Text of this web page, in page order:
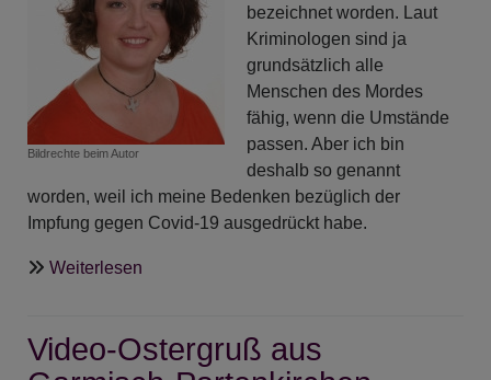
Orientierung
schenkt
Bildrechte beim Autor
bezeichnet worden. Laut
Kriminologen sind ja
grundsätzlich alle
Menschen des Mordes
fähig, wenn die Umstände
passen. Aber ich bin
deshalb so genannt
worden, weil ich meine Bedenken bezüglich der
Impfung gegen Covid-19 ausgedrückt habe.
Weiterlesen
Den
Tod
Video-Ostergruß aus